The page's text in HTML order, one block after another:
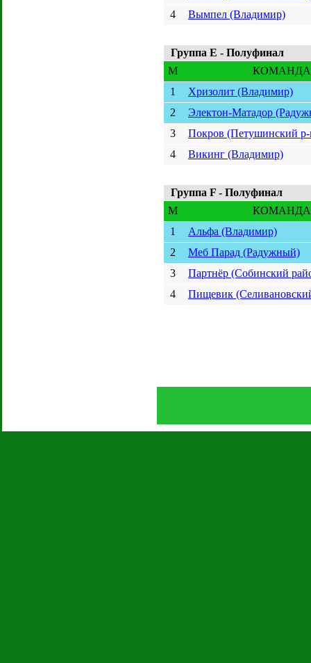
4
Вымпел (Владимир)
Группа E - Полуфинал
M
КОМАНДА
1
Хризолит (Владимир)
2
Электон-Матадор
3
Покров (Петушинский
4
Викинг (Владимир)
Группа F - Полуфинал
M
КОМАНДА
1
Альфа (Владимир)
2
Меб Парад (Радужный)
3
Партнёр (Собинский
4
Пищевик